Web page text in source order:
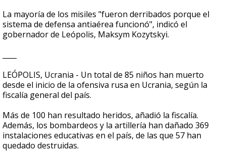
La mayoría de los misiles "fueron derribados porque el
sistema de defensa antiaérea funcionó", indicó el
gobernador de Leópolis, Maksym Kozytskyi.
LEÓPOLIS, Ucrania - Un total de 85 niños han muerto
desde el inicio de la ofensiva rusa en Ucrania, según la
fiscalía general del país.
Más de 100 han resultado heridos, añadió la fiscalía.
Además, los bombardeos y la artillería han dañado 369
instalaciones educativas en el país, de las que 57 han
quedado destruidas.